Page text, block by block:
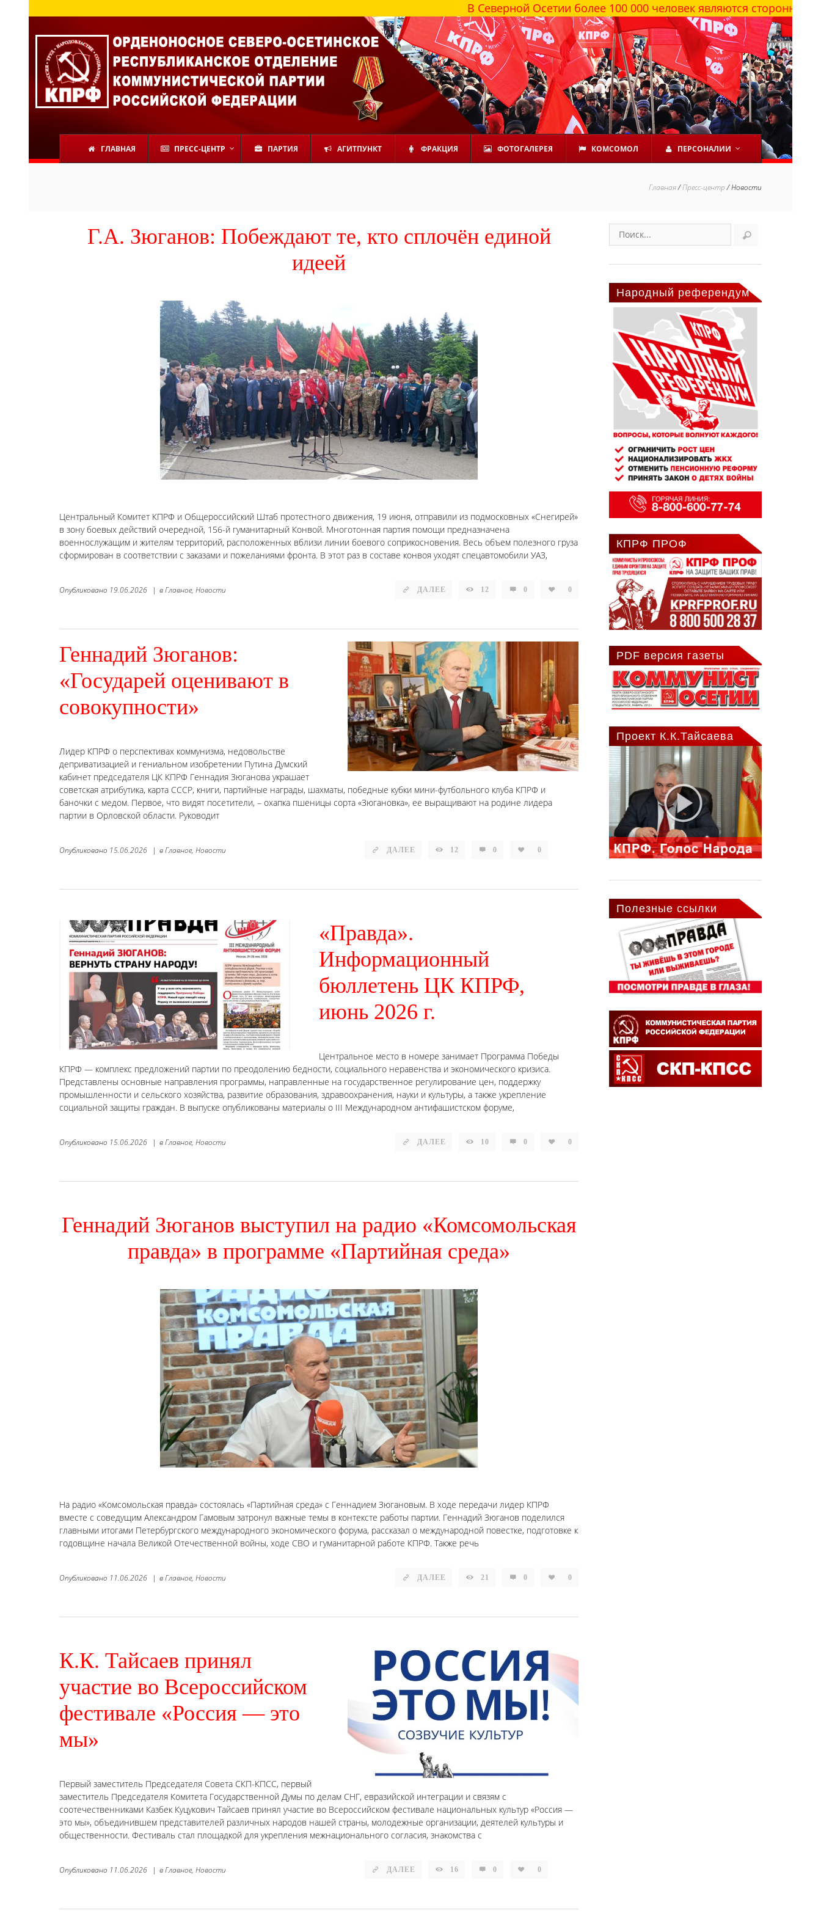
В Северной Осетии более 100 000 человек являются сторонниками КПРФ
ГЛАВНАЯ ПРЕСС-ЦЕНТР ПАРТИЯ АГИТПУНКТ ФРАКЦИЯ ФОТОГАЛЕРЕЯ КОМСОМОЛ ПЕРСОНАЛИИ
Главная/Пресс-центр/Новости
Г.А. Зюганов: Побеждают те, кто сплочён единой
идеей
Центральный Комитет КПРФ и Общероссийский Штаб протестного движения, 19 июня, отправили из подмосковных «Снегирей»
в зону боевых действий очередной, 156-й гуманитарный Конвой. Многотонная партия помощи предназначена
военнослужащим и жителям территорий, расположенных вблизи линии боевого соприкосновения. Весь объем полезного груза
сформирован в соответствии с заказами и пожеланиями фронта. В этот раз в составе конвоя уходят спецавтомобили УАЗ,
ДАЛЕЕ 12 0 0
Опубликовано 19.06.2026 | вГлавное, Новости
Геннадий Зюганов:
«Государей оценивают в
совокупности»
Лидер КПРФ о перспективах коммунизма, недовольстве
деприватизацией и гениальном изобретении Путина Думский
кабинет председателя ЦК КПРФ Геннадия Зюганова украшает
советская атрибутика, карта СССР, книги, партийные награды, шахматы, победные кубки мини-футбольного клуба КПРФ и
баночки с медом. Первое, что видят посетители, – охапка пшеницы сорта «Зюгановка», ее выращивают на родине лидера
партии в Орловской области. Руководит
ДАЛЕЕ 12 0 0
Опубликовано 15.06.2026 | вГлавное, Новости
«Правда».
Информационный
бюллетень ЦК КПРФ,
июнь 2026 г.
Центральное место в номере занимает Программа Победы
КПРФ — комплекс предложений партии по преодолению бедности, социального неравенства и экономического кризиса.
Представлены основные направления программы, направленные на государственное регулирование цен, поддержку
промышленности и сельского хозяйства, развитие образования, здравоохранения, науки и культуры, а также укрепление
социальной защиты граждан. В выпуске опубликованы материалы о III Международном антифашистском форуме,
ДАЛЕЕ 10 0 0
Опубликовано 15.06.2026 | вГлавное, Новости
Геннадий Зюганов выступил на радио «Комсомольская
правда» в программе «Партийная среда»
На радио «Комсомольская правда» состоялась «Партийная среда» с Геннадием Зюгановым. В ходе передачи лидер КПРФ
вместе с соведущим Александром Гамовым затронул важные темы в контексте работы партии. Геннадий Зюганов поделился
главными итогами Петербургского международного экономического форума, рассказал о международной повестке, подготовке к
годовщине начала Великой Отечественной войны, ходе СВО и гуманитарной работе КПРФ. Также речь
ДАЛЕЕ 21 0 0
Опубликовано 11.06.2026 | вГлавное, Новости
К.К. Тайсаев принял
участие во Всероссийском
фестивале «Россия — это
мы»
Первый заместитель Председателя Совета СКП-КПСС, первый
заместитель Председателя Комитета Государственной Думы по делам СНГ, евразийской интеграции и связям с
соотечественниками Казбек Куцукович Тайсаев принял участие во Всероссийском фестивале национальных культур «Россия —
это мы», объединившем представителей различных народов нашей страны, молодежные организации, деятелей культуры и
общественности. Фестиваль стал площадкой для укрепления межнационального согласия, знакомства с
ДАЛЕЕ 16 0 0
Опубликовано 11.06.2026 | вГлавное, Новости
Народный референдум
КПРФ ПРОФ
PDF версия газеты
Проект К.К.Тайсаева
Полезные ссылки